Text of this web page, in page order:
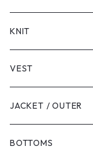
LONG SLEEVE
KNIT
VEST
JACKET / OUTER
BOTTOMS